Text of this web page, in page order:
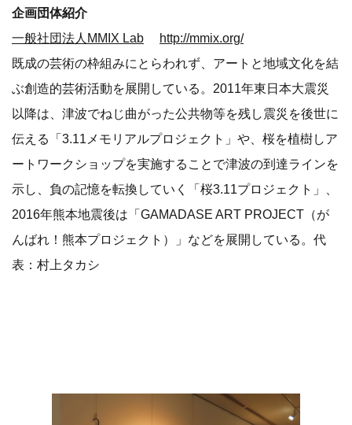
企画団体紹介
一般社団法人MMIX Lab
http://mmix.org/
既成の芸術の枠組みにとらわれず、アートと地域文化を結
ぶ創造的芸術活動を展開している。2011年東日本大震災
以降は、津波でねじ曲がった公共物等を残し震災を後世に
伝える「3.11メモリアルプロジェクト」や、桜を植樹しア
ートワークショップを実施することで津波の到達ラインを
示し、負の記憶を転換していく「桜3.11プロジェクト」、
2016年熊本地震後は「GAMADASE ART PROJECT（が
んばれ！熊本プロジェクト）」などを展開している。代
表：村上タカシ